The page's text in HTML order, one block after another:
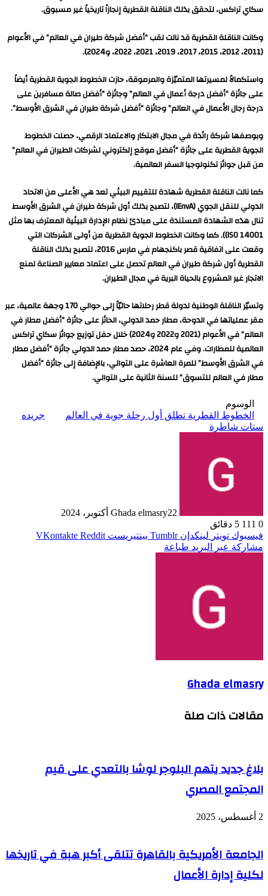
سكاي تراكس، لتحقق بذلك الناقلة القطرية إنجازاً تاريخياً غير مسبوق.
وكانت الناقلة القطرية قد نالت لقب “أفضل شركة طيران في العالم” في الأعوام
(2011، 2012، 2015، 2017، 2019، 2021، 2022، و2024).
واستكمالاً لمسيرتها المتميّزة والمرموقة، حازت الخطوط الجوية القطرية أيضاً
على جائزة “أفضل درجة أعمال في العالم” وجائزة “أفضل صالة مسافرين على
درجة رجال الأعمال في العالم” وجائزة “أفضل شركة طيران في الشرق الأوسط”.
وبوصفها شركة رائدة في مجال الابتكار والاعتماد الرقمي، حصلت الخطوط
الجوية القطرية على جائزة “أفضل موقع إلكتروني لشركات الطيران في العالم”
من قبل جوائز تكنولوجيا السفر العالمية.
كما نالت الناقلة القطرية شهادة للتقييم البيئي تعد هي الأعلى من الاتحاد
الدولي للنقل الجوي (IEnvA)، لتصبح بذلك أول شركة طيران في الشرق الأوسط
تنال هذه الشهادة المستندة على مبادئ نظام الإدارة البيئية المعترف بها مثل
ISO 14001)). كما وكانت الخطوط الجوية القطرية من أولى الشركات التي
وقعت على اتفاقية قصر باكنجهام في مارس 2016، لتصبح بذلك الناقلة
القطرية أول شركة طيران في العالم تحصل على اعتماد معايير الصناعة لمنع
الاتجار غير المشروع بالحياة البرية في مجال الطيران.
وتسيّر الناقلة الوطنية لدولة قطر رحلاتها حاليّاً إلى حوالي 170 وجهة عالمية، عبر
مقر عملياتها في الدوحة، مطار حمد الدولي، الحائز على جائزة “أفضل مطار في
العالم” في الأعوام (2021 و2022 و2024) خلال حفل توزيع جوائز سكاي تراكس
العالمية للمطارات. وفي عام 2024، حصد مطار حمد الدولي جائزة “أفضل مطار
في الشرق الأوسط” للمرة العاشرة على التوالي، بالإضافة إلى جائزة “أفضل
مطار في العالم للتسوق” للسنة الثانية على التوالي.
الوسوم
الخطوط القطرية تطلق أول رحلة جوية في العالم
جريده
ستات شاطرة
Ghada elmasry22 أكتوبر، 2024
0
5 دقائق
فيسبوك تويتر لينكدإن بينتيريست
مشاركة عبر البريد طباعة
Ghada elmasry
مقالات ذات صلة
بلاغ جديد يتهم البلوجر لوشا بالتعدي على قيم
المجتمع المصري
2 أغسطس، 2025
الجامعة الأمريكية بالقاهرة تتلقى أكبر هبة في تاريخها
لكلية إدارة الأعمال